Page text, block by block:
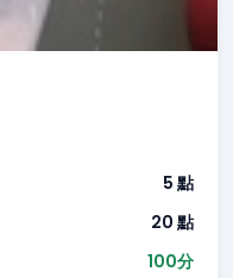
5 點
20 點
100分